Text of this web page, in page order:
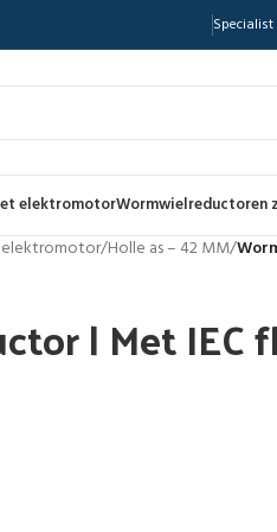
elektromotorWormwielreductoren
/Holle as – 42 MM/
| Met IEC